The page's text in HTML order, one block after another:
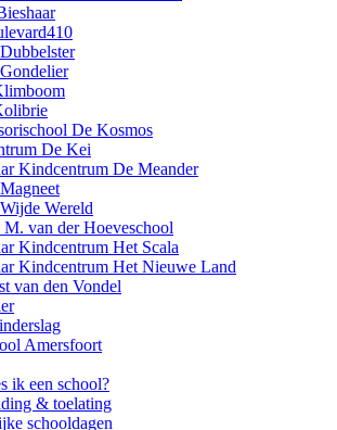
De Kosmos
De Kei
Kindcentrum De Meander
Wereld
M. van der Hoeveschool
Kindcentrum Het Scala
Kindcentrum Het Nieuwe Land
van den Vondel
Amersfoort
ik een school?
& toelating
schooldagen